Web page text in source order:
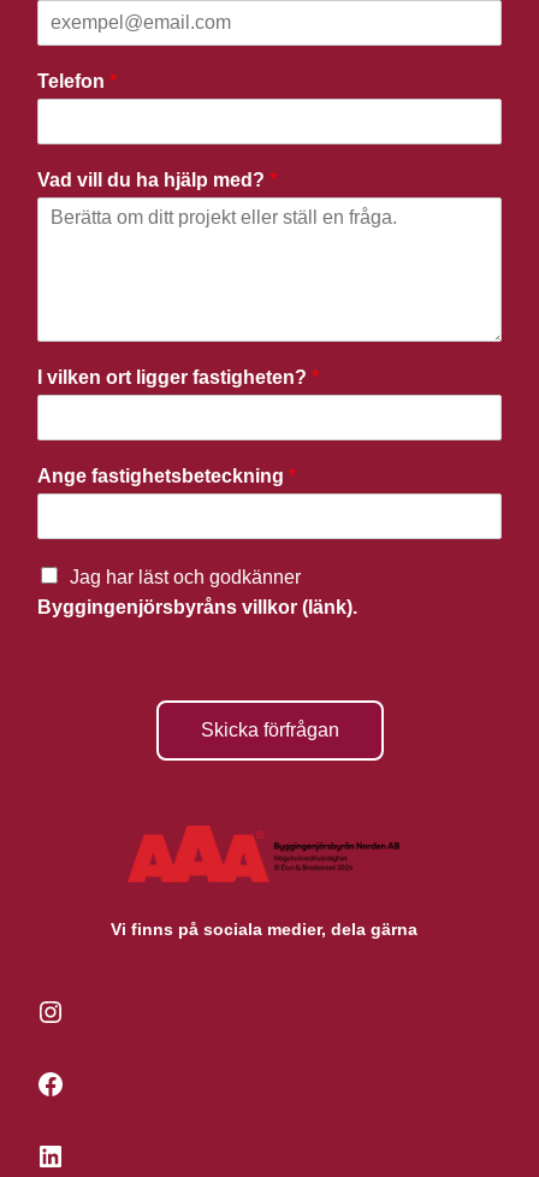
Telefon *
Vad vill du ha hjälp med? *
I vilken ort ligger fastigheten? *
Ange fastighetsbeteckning *
Jag har läst och godkänner
Byggingenjörsbyråns villkor (länk).
Skicka förfrågan
Vi finns på sociala medier, dela gärna
Instagram
Facebook
LinkedIn